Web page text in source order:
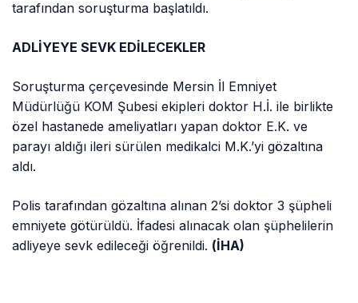
tarafından soruşturma başlatıldı.
ADLİYEYE SEVK EDİLECEKLER
Soruşturma çerçevesinde Mersin İl Emniyet
Müdürlüğü KOM Şubesi ekipleri doktor H.İ. ile birlikte
özel hastanede ameliyatları yapan doktor E.K. ve
parayı aldığı ileri sürülen medikalci M.K.’yi gözaltına
aldı.
Polis tarafından gözaltına alınan 2’si doktor 3 şüpheli
emniyete götürüldü. İfadesi alınacak olan şüphelilerin
adliyeye sevk edileceği öğrenildi. (İHA)